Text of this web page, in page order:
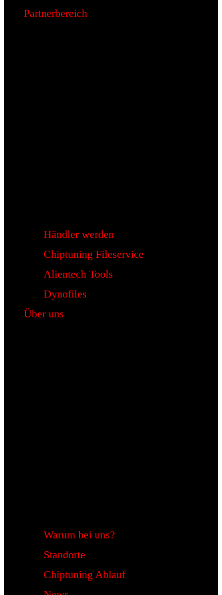
Partnerbereich
Händler werden
Chiptuning Fileservice
Alientech Tools
Dynofiles
Über uns
Warum bei uns?
Standorte
Chiptuning Ablauf